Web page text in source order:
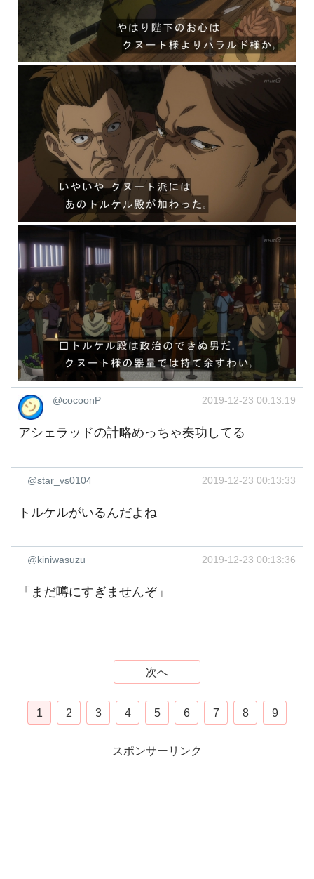
@cocoonP 2019-12-23 00:13:19
アシェラッドの計略めっちゃ奏功してる
@star_vs0104 2019-12-23 00:13:33
トルケルがいるんだよね
@kiniwasuzu 2019-12-23 00:13:36
「まだ噂にすぎませんぞ」
次へ
1 2 3 4 5 6 7 8 9
スポンサーリンク